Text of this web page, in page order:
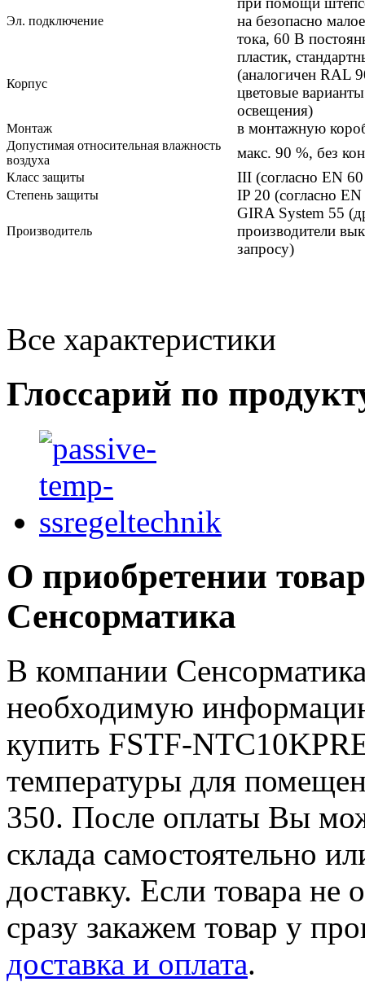
Эл. подключение
на безопасно
тока, 60 B
Корпус
пластик,
(аналогичен RAL
цветовые
освещения)
Монтаж в монтажную
Допустимая относительная влажность
воздуха
макс. 90 %, без
Класс защиты III (согласно EN
Степень защиты IP 20 (согласно
Производитель
GIRA System 55
производители
запросу)
Все характеристики
Глоссарий по
О приобретении
Сенсорматика
В компании
необходимую
купить FSTF-
температуры для
350. После оплаты Вы
склада самостоятельно
доставку. Если товара
сразу закажем товар у
доставка и оплата.